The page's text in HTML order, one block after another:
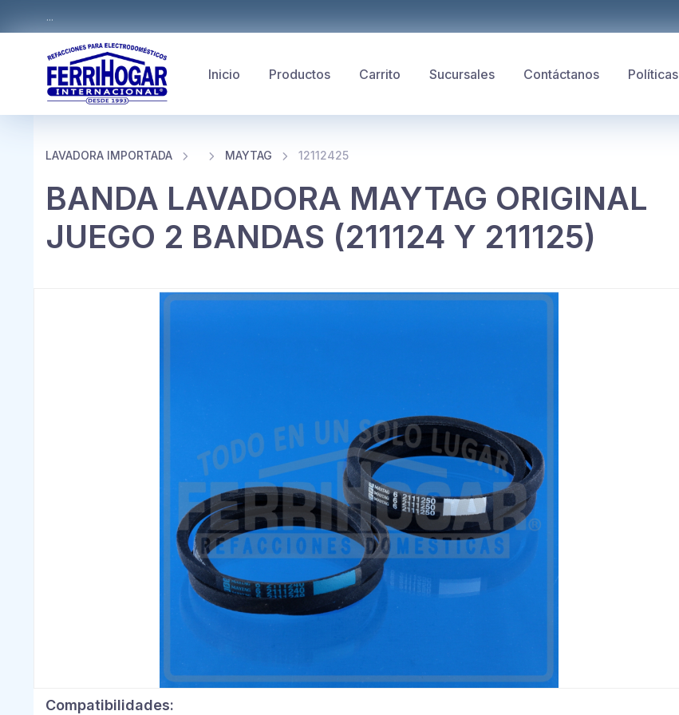
...
Inicio Productos Carrito Sucursales Contáctanos Políticas
LAVADORA IMPORTADA MAYTAG 12112425
BANDA LAVADORA MAYTAG ORIGINAL
JUEGO 2 BANDAS (211124 Y 211125)
Compatibilidades: